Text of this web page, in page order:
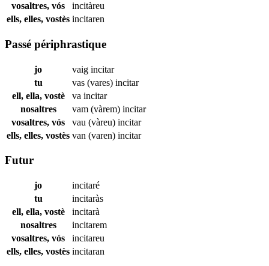
vosaltres, vós
incitàreu
ells, elles, vostès incitaren
Passé périphrastique
jo vaig incitar
tu
vas (vares) incitar
ell, ella, vostè
va incitar
nosaltres
vam (vàrem) incitar
vosaltres, vós
vau (vàreu) incitar
ells, elles, vostès van (varen) incitar
Futur
jo
incitaré
tu
incitaràs
ell, ella, vostè
incitarà
nosaltres
incitarem
vosaltres, vós
incitareu
ells, elles, vostès incitaran